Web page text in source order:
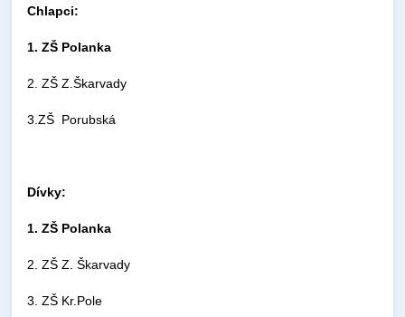
Chlapci:
1. ZŠ Polanka
2. ZŠ Z.Škarvady
3.ZŠ Porubská
Dívky:
1. ZŠ Polanka
2. ZŠ Z. Škarvady
3. ZŠ Kr.Pole